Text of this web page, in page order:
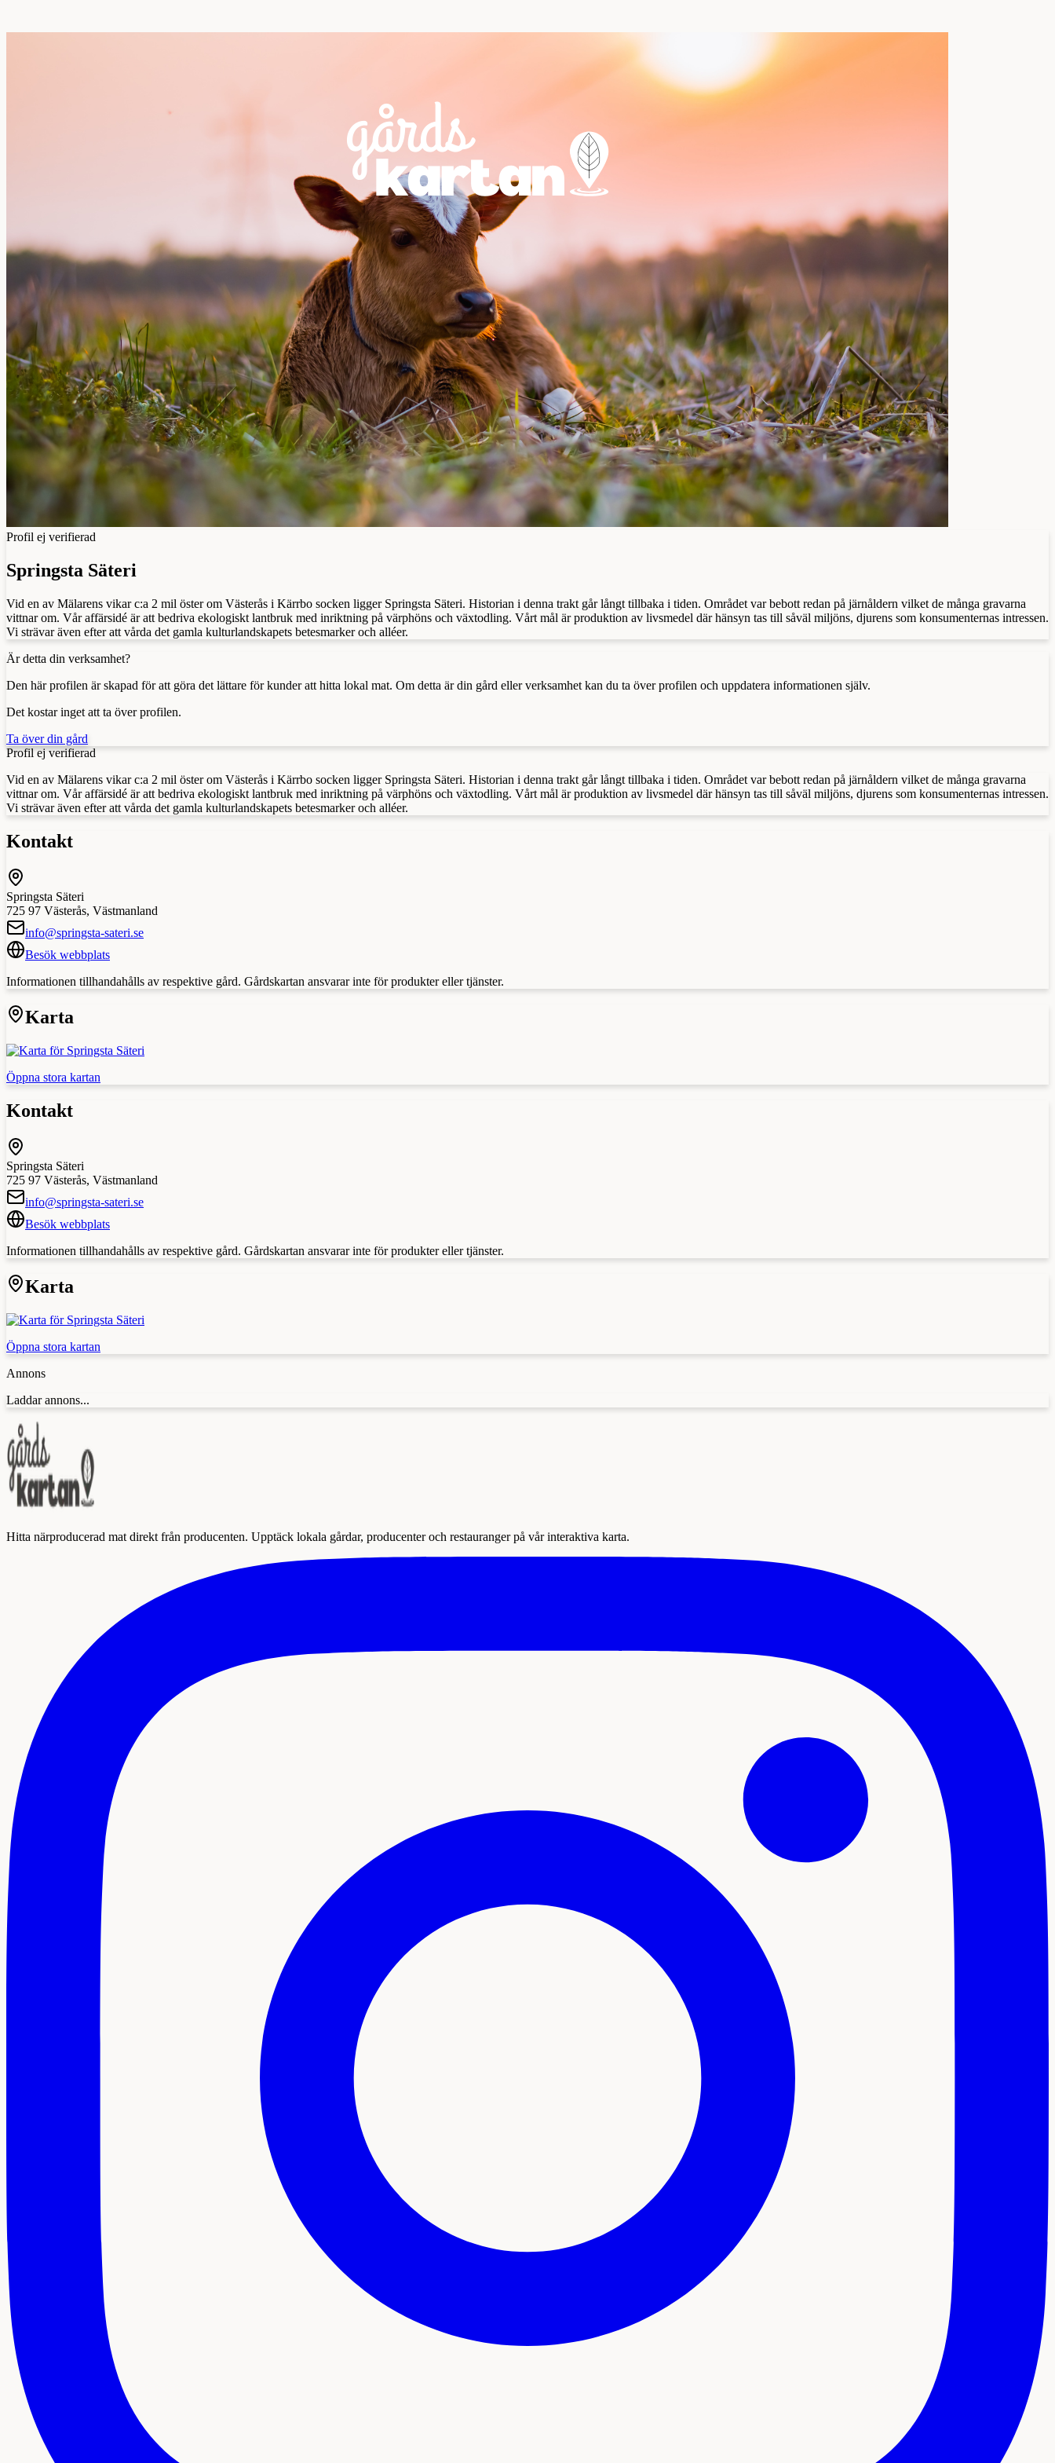
Profil ej verifierad
Springsta Säteri
Vid en av Mälarens vikar c:a 2 mil öster om Västerås i Kärrbo socken ligger Springsta Säteri. Historian i denna trakt går långt tillbaka i tiden. Området var bebott redan på järnåldern vilket de många gravarna
vittnar om. Vår affärsidé är att bedriva ekologiskt lantbruk med inriktning på värphöns och växtodling. Vårt mål är produktion av livsmedel där hänsyn tas till såväl miljöns, djurens som konsumenternas intressen.
Vi strävar även efter att vårda det gamla kulturlandskapets betesmarker och alléer.
Är detta din verksamhet?
Den här profilen är skapad för att göra det lättare för kunder att hitta lokal mat. Om detta är din gård eller verksamhet kan du ta över profilen och uppdatera informationen själv.
Det kostar inget att ta över profilen.
Ta över din gård
Profil ej verifierad
Vid en av Mälarens vikar c:a 2 mil öster om Västerås i Kärrbo socken ligger Springsta Säteri. Historian i denna trakt går långt tillbaka i tiden. Området var bebott redan på järnåldern vilket de många gravarna
vittnar om. Vår affärsidé är att bedriva ekologiskt lantbruk med inriktning på värphöns och växtodling. Vårt mål är produktion av livsmedel där hänsyn tas till såväl miljöns, djurens som konsumenternas intressen.
Vi strävar även efter att vårda det gamla kulturlandskapets betesmarker och alléer.
Kontakt
Springsta Säteri
725 97 Västerås, Västmanland
info@springsta-sateri.se
Besök webbplats
Informationen tillhandahålls av respektive gård. Gårdskartan ansvarar inte för produkter eller tjänster.
Karta
Öppna stora kartan
Kontakt
Springsta Säteri
725 97 Västerås, Västmanland
info@springsta-sateri.se
Besök webbplats
Informationen tillhandahålls av respektive gård. Gårdskartan ansvarar inte för produkter eller tjänster.
Karta
Öppna stora kartan
Annons
Laddar annons...
Hitta närproducerad mat direkt från producenten. Upptäck lokala gårdar, producenter och restauranger på vår interaktiva karta.